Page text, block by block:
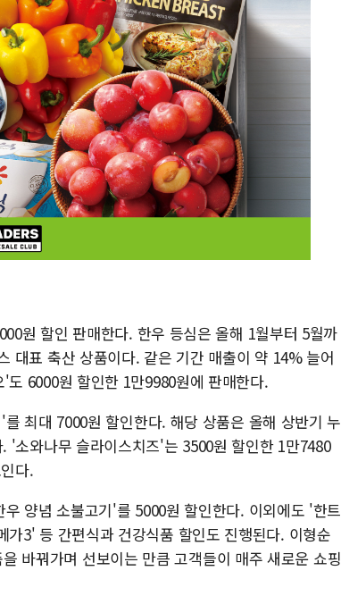
원 할인 판매한다. 한우 등심은 올해 1월부터 5월까
대표 축산 상품이다. 같은 기간 매출이 약 14% 늘어
6000원 할인한 1만9980원에 판매한다.
최대 7000원 할인한다. 해당 상품은 올해 상반기 누
'소와나무 슬라이스치즈'는 3500원 할인한 1만7480
다.
양념 소불고기'를 5000원 할인한다. 이외에도 '한트
3' 등 간편식과 건강식품 할인도 진행된다. 이형순
바꿔가며 선보이는 만큼 고객들이 매주 새로운 쇼핑